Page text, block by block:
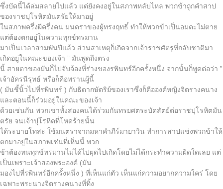
ซึ่งบัดนี้ได้ล่มสลายไปแล้ว แต่ยังคงอยู่ในสภาพหลับไหล พวกข้าถูกคำสาป
ของราชปุโรหิตมันตรัยให้มาอยู่
ในสภาพครึ่งผีครึ่งคน มนตราของผู้ทรงฤทธิ์ ทำให้พวกข้าเป็นอมตะไม่ตาย
แต่ต้องตกอยู่ในความทุกข์ทรมาน
มาเป็นเวลาสามพันปีแล้ว ส่วนสาเหตุก็เกิดจากเจ้าราชศัตรูที่กลับชาติมา
เกิดอยู่ในคณะของเจ้า ” มันพูดถึงตรง
นี้ สายตาของมันก็ไปจับจ้องที่ร่างของรพินทร์อีกครั้งหนึ่ง จากนั้นก็พูดต่อว่า ”
เจ้าอัครนีรุทธ์ หรือก็คือพรานผู้นี้
( มันชี้นิ้วไปที่รพินทร์ ) กับธิดากษัตริย์ของเราซึ่งก็คือองค์หญิงจิตรางคนาง
และตอนนี้ก็ร่วมอยู่ในคณะของเจ้า
ด้วยเช่นกัน พวกเขาทั้งสองคนได้ร่วมกันทรยศตระบัดสัตย์ต่อราชปุโรหิตมัน
ตรัย จนเจ้าปุโรหิตที่โหดร้ายนั้น
ได้ระบายโทสะ ใช้มนตราจากมหาคำภีร์มายาวิน ทำการสาปแช่งพวกข้าให้
ตกมาอยู่ในสภาพเช่นที่เห็นนี้ พวก
ข้าต้องทนทุกข์ทรมานไม่ได้ไปผุดไปเกิดโดยไม่ได้กระทำความผิดใดเลย แต่
เป็นเพราะเจ้าสองพระองค์ (มัน
มองไปที่รพินทร์อีกครั้งหนึ่ง ) ที่เห็นแก่ตัว เห็นแก่ความอยากความใคร่ โดย
เฉพาะพระนางจิตรางคนางที่ทิ้ง